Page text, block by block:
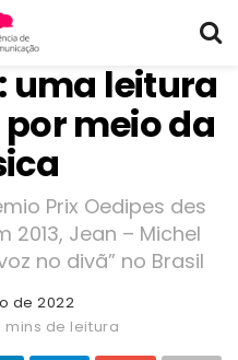
uma leitura
meio da
Prix Oedipes des
2013, Jean – Michel
no divã” no Brasil
de 2022
mins de leitura